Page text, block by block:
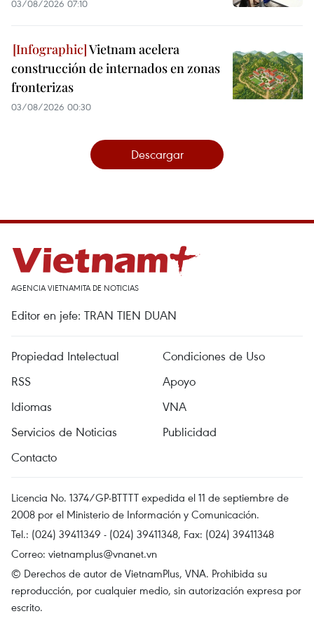
03/08/2026 07:10
Vietnam acelera
construcción de internados en zonas
fronterizas
03/08/2026 00:30
Descargar
AGENCIA VIETNAMITA DE NOTICIAS
Editor en jefe: TRAN TIEN DUAN
Propiedad Intelectual
Condiciones de Uso
RSS
Apoyo
Idiomas
VNA
Servicios de Noticias
Publicidad
Contacto
Licencia No. 1374/GP-BTTTT expedida el 11 de septiembre de
2008 por el Ministerio de Información y Comunicación.
Tel.: (024) 39411349 - (024) 39411348, Fax: (024) 39411348
Correo: vietnamplus@vnanet.vn
© Derechos de autor de VietnamPlus, VNA. Prohibida su
reproducción, por cualquier medio, sin autorización expresa por
escrito.